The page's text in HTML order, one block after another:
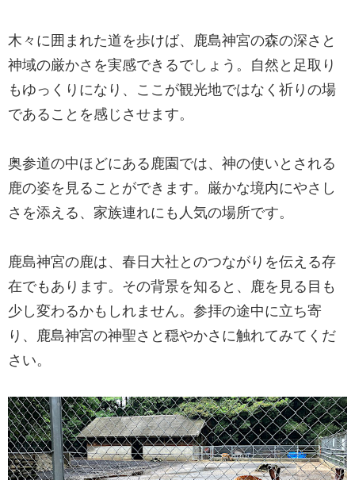
木々に囲まれた道を歩けば、鹿島神宮の森の深さと
神域の厳かさを実感できるでしょう。自然と足取り
もゆっくりになり、ここが観光地ではなく祈りの場
であることを感じさせます。
奥参道の中ほどにある鹿園では、神の使いとされる
鹿の姿を見ることができます。厳かな境内にやさし
さを添える、家族連れにも人気の場所です。
鹿島神宮の鹿は、春日大社とのつながりを伝える存
在でもあります。その背景を知ると、鹿を見る目も
少し変わるかもしれません。参拝の途中に立ち寄
り、鹿島神宮の神聖さと穏やかさに触れてみてくだ
さい。